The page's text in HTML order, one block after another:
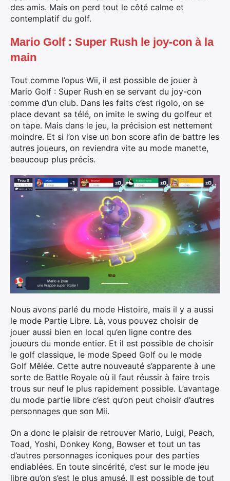
des amis. Mais on perd tout le côté calme et
contemplatif du golf.
Mario Golf : Super Rush le joy-con à la
main
Tout comme l’opus Wii, il est possible de jouer à
Mario Golf : Super Rush en se servant du joy-con
comme d’un club. Dans les faits c’est rigolo, on se
place devant sa télé, on imite le swing du golfeur et
on tape. Mais dans le jeu, la précision est nettement
moindre. Et si l’on vise un bon score afin de battre les
autres joueurs, on reviendra vite au mode manette,
beaucoup plus précis.
Nous avons parlé du mode Histoire, mais il y a aussi
le mode Partie Libre. Là, vous pouvez choisir de
jouer aussi bien en local qu’en ligne contre des
joueurs du monde entier. Et il est possible de choisir
le golf classique, le mode Speed Golf ou le mode
Golf Mêlée. Cette autre nouveauté s’apparente à une
sorte de Battle Royale où il faut réussir à faire trois
trous sur neuf le plus rapidement possible. L’avantage
du mode partie libre c’est qu’on peut choisir d’autres
personnages que son Mii.
On a donc le plaisir de retrouver Mario, Luigi, Peach,
Toad, Yoshi, Donkey Kong, Bowser et tout un tas
d’autres personnages iconiques pour des parties
endiablées. En toute sincérité, c’est sur le mode jeu
libre qu’on s’est le plus amusé. Il est possible de tout
×
Rechercher
: